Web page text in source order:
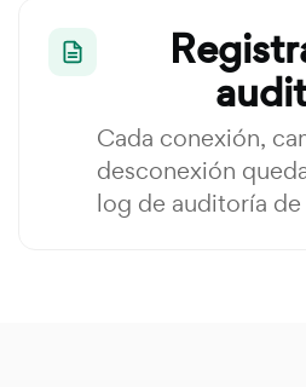
Cada conexión,
desconexión
log de auditoría